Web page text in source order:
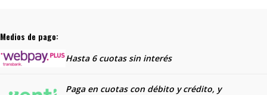
Medios de pago:
Hasta 6 cuotas sin interés
Paga en cuotas con débito y crédito, y